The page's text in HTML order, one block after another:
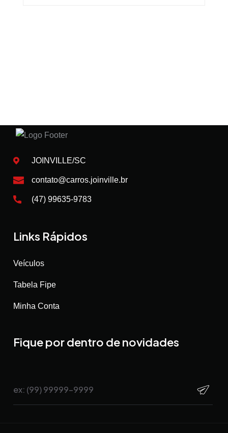
JOINVILLE/SC
contato@carros.joinville.br
(47) 99635-9783
Links Rápidos
Veículos
Tabela Fipe
Minha Conta
Fique por dentro de novidades